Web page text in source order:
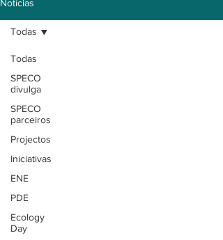
Notícias
Todas
SPECO
divulga
SPECO
parceiros
Projectos
Iniciativas
ENE
PDE
Ecology
Day
Todas